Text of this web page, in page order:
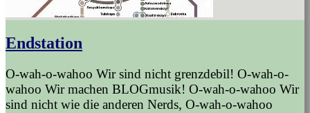
Endstation
O-wah-o-wahoo Wir sind nicht grenzdebil! O-wah-o-
wahoo Wir machen BLOGmusik! O-wah-o-wahoo Wir
sind nicht wie die anderen Nerds, O-wah-o-wahoo